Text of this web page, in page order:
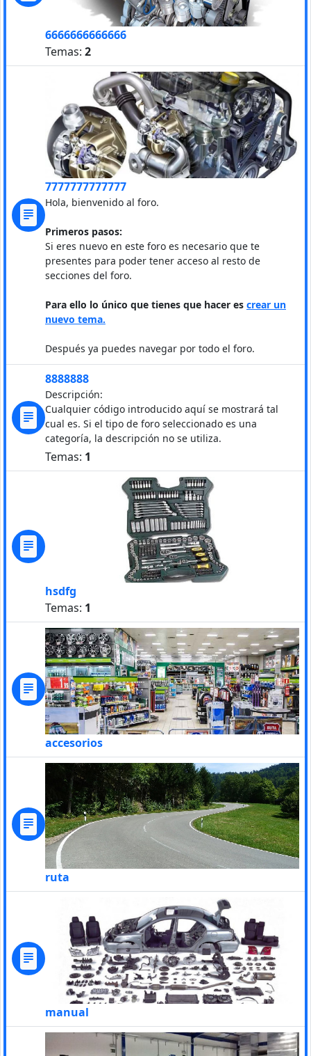
6666666666666
Temas: 2
7777777777777
Hola, bienvenido al foro.
Primeros pasos:
Si eres nuevo en este foro es necesario que te
presentes para poder tener acceso al resto de
secciones del foro.
Para ello lo único que tienes que hacer es crear un
nuevo tema.
Después ya puedes navegar por todo el foro.
8888888
Descripción:
Cualquier código introducido aquí se mostrará tal
cual es. Si el tipo de foro seleccionado es una
categoría, la descripción no se utiliza.
Temas: 1
hsdfg
Temas: 1
accesorios
ruta
manual